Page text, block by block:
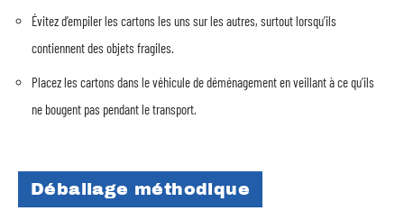
Évitez d’empiler les cartons les uns sur les autres, surtout lorsqu’ils
contiennent des objets fragiles.
Placez les cartons dans le véhicule de déménagement en veillant à ce qu’ils
ne bougent pas pendant le transport.
Déballage méthodique